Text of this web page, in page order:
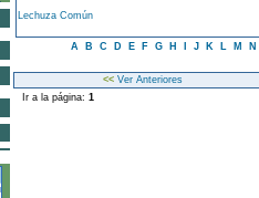
Lechuza Común
A B C D E F G H J K L M N
<<Ver Anteriores
Ir a la página: 1